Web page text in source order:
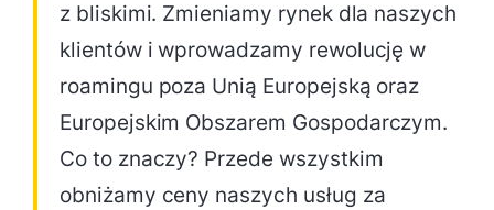
z bliskimi. Zmieniamy rynek dla naszych
klientów i wprowadzamy rewolucję w
roamingu poza Unią Europejską oraz
Europejskim Obszarem Gospodarczym.
Co to znaczy? Przede wszystkim
obniżamy ceny naszych usług za